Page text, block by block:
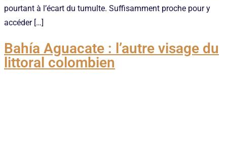
pourtant à l’écart du tumulte. Suffisamment proche pour y
accéder […]
Bahía Aguacate : l’autre visage du
littoral colombien